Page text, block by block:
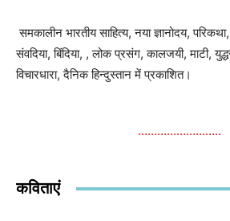
समकालीन भारतीय साहित्य, नया ज्ञानोदय,
संवदिया, बिंदिया, , लोक प्रसंग, कालजयी, माटी,
विचारधारा, दैनिक हिन्दुस्तान में प्रकाशित।
……………………..
कविताएं